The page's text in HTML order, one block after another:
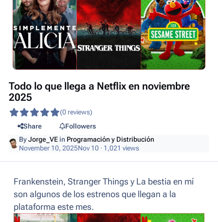
Todo lo que llega a Netflix en noviembre
2025
(0 reviews)
Share
Followers
ByJorge_VE in Programación y Distribución
November 10, 2025Nov 10 · 1,021 views
Frankenstein, Stranger Things y La bestia en mí
son algunos de los estrenos que llegan a la
plataforma este mes.